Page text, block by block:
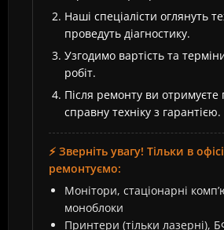
Наші спеціалісти оглянуть
проведуть діагностику.
Узгодимо вартість та
робіт.
Після ремонту ви отримуєте
справну техніку з гарантією.
⚡ Зверніть увагу! Тільки в
ремонтуємо:
Монітори, стаціонарні
моноблоки
Принтери (тільки лазерні),